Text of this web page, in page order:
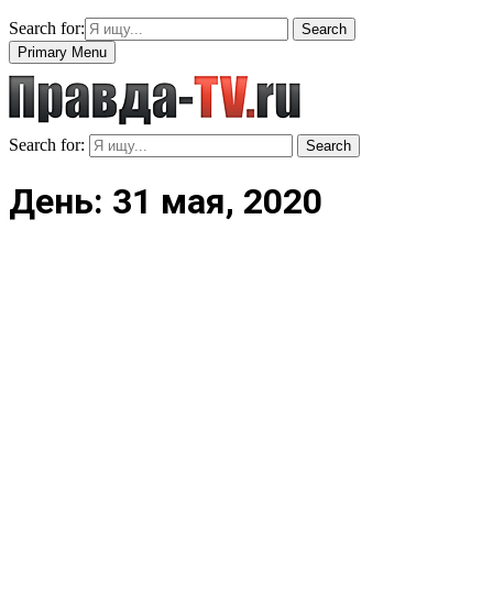
Search for:
Search
Primary Menu
Search for: Search
День: 31 мая, 2020